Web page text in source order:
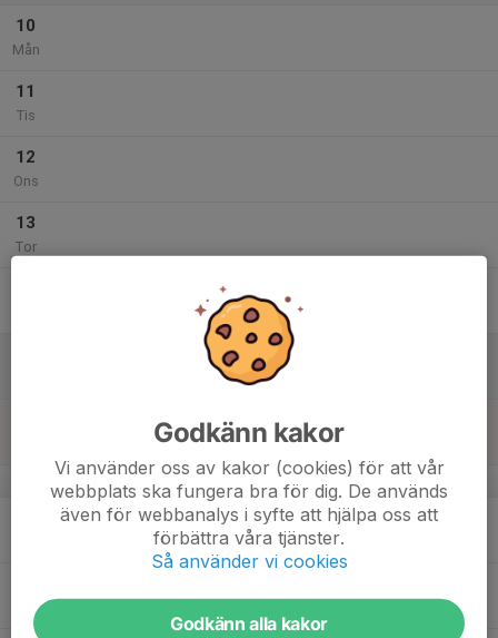
10
Mån
11
Tis
12
Ons
13
Tor
v.34
Tis
19:15
Godkänn kakor
Vi använder oss av kakor (cookies) för att vår
webbplats ska fungera bra för dig. De används
även för webbanalys i syfte att hjälpa oss att
förbättra våra tjänster.
Så använder vi cookies
Godkänn alla kakor